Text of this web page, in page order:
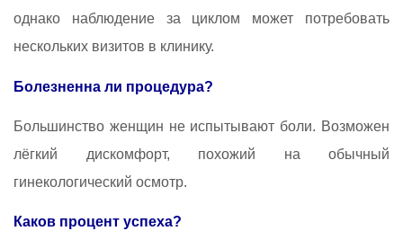
однако наблюдение за циклом может потребовать
нескольких визитов в клинику.
Болезненна ли процедура?
Большинство женщин не испытывают боли. Возможен
лёгкий дискомфорт, похожий на обычный
гинекологический осмотр.
Каков процент успеха?